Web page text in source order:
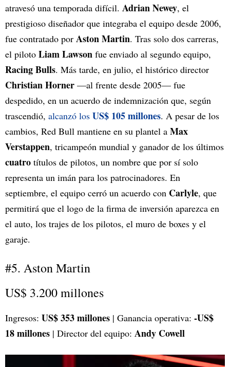
atravesó una temporada difícil. Adrian Newey, el
prestigioso diseñador que integraba el equipo desde 2006,
fue contratado por Aston Martin. Tras solo dos carreras,
el piloto Liam Lawson fue enviado al segundo equipo,
Racing Bulls. Más tarde, en julio, el histórico director
Christian Horner —al frente desde 2005— fue
despedido, en un acuerdo de indemnización que, según
trascendió, alcanzó los US$ 105 millones. A pesar de los
cambios, Red Bull mantiene en su plantel a Max
Verstappen, tricampeón mundial y ganador de los últimos
cuatro títulos de pilotos, un nombre que por sí solo
representa un imán para los patrocinadores. En
septiembre, el equipo cerró un acuerdo con Carlyle, que
permitirá que el logo de la firma de inversión aparezca en
el auto, los trajes de los pilotos, el muro de boxes y el
garaje.
#5. Aston Martin
US$ 3.200 millones
Ingresos: US$ 353 millones | Ganancia operativa: -US$
18 millones | Director del equipo: Andy Cowell